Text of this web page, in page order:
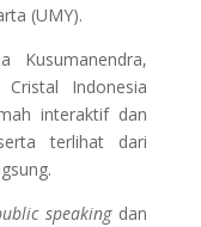
(UMY).
Kusumanendra,
Indonesia
interaktif dan
terlihat dari
speakingdan